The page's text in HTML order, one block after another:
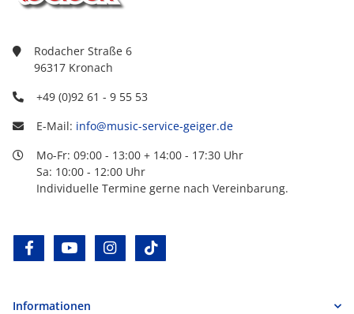
Rodacher Straße 6
96317 Kronach
+49 (0)92 61 - 9 55 53
E-Mail: info@music-service-geiger.de
Mo-Fr: 09:00 - 13:00 + 14:00 - 17:30 Uhr
Sa: 10:00 - 12:00 Uhr
Individuelle Termine gerne nach Vereinbarung.
facebookyoutube instagram
Informationen